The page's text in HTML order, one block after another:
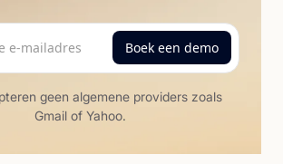
geen algemene providers zoals
Gmail of Yahoo.